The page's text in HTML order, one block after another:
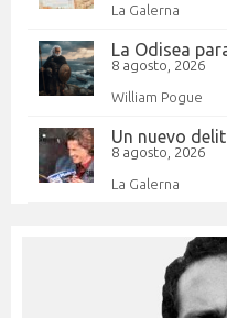
La Galerna
La Odisea
8 agosto, 2026
William Pogue
Un nuevo
8 agosto, 2026
La Galerna